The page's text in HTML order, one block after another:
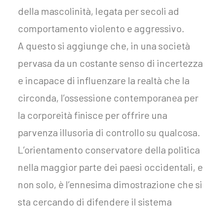
della mascolinità, legata per secoli ad
comportamento violento e aggressivo.
A questo si aggiunge che, in una società
pervasa da un costante senso di incertezza
e incapace di influenzare la realtà che la
circonda, l’ossessione contemporanea per
la corporeità finisce per offrire una
parvenza illusoria di controllo su qualcosa.
L’orientamento conservatore della politica
nella maggior parte dei paesi occidentali, e
non solo, è l’ennesima dimostrazione che si
sta cercando di difendere il sistema